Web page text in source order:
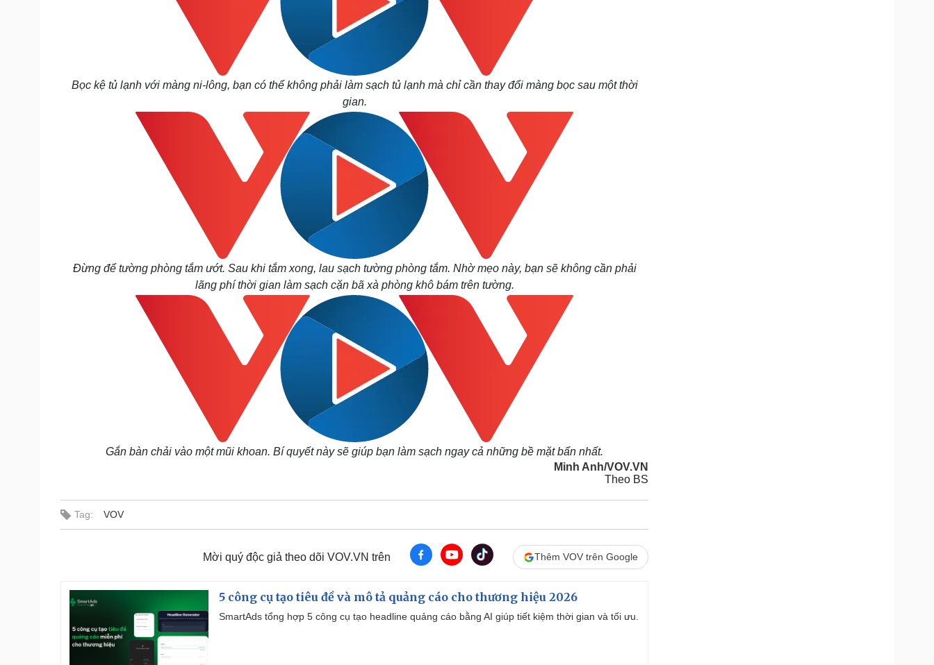
Bọc kệ tủ lạnh với màng ni-lông, bạn có thể không phải làm sạch tủ lạnh mà chỉ cần thay đổi màng bọc sau một thời
gian.
Đừng để tường phòng tắm ướt. Sau khi tắm xong, lau sạch tường phòng tắm. Nhờ mẹo này, bạn sẽ không cần phải
lãng phí thời gian làm sạch cặn bã xà phòng khô bám trên tường.
Gắn bàn chải vào một mũi khoan. Bí quyết này sẽ giúp bạn làm sạch ngay cả những bề mặt bẩn nhất.
Minh Anh/VOV.VN
Theo BS
Tag: VOV
Mời quý độc giả theo dõi VOV.VN trên Thêm VOV trên Google
5 công cụ tạo tiêu đề và mô tả quảng cáo cho thương hiệu 2026
SmartAds tổng hợp 5 công cụ tạo headline quảng cáo bằng AI giúp tiết kiệm thời gian và tối ưu.